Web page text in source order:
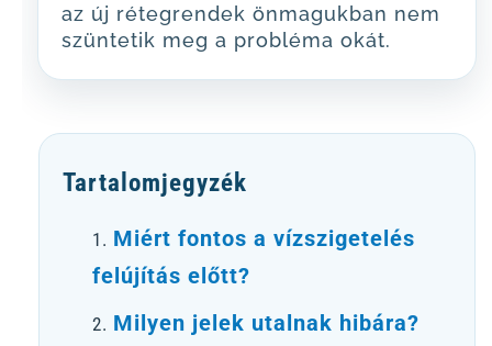
az új rétegrendek önmagukban nem
szüntetik meg a probléma okát.
Tartalomjegyzék
Miért fontos a vízszigetelés
felújítás előtt?
Milyen jelek utalnak hibára?